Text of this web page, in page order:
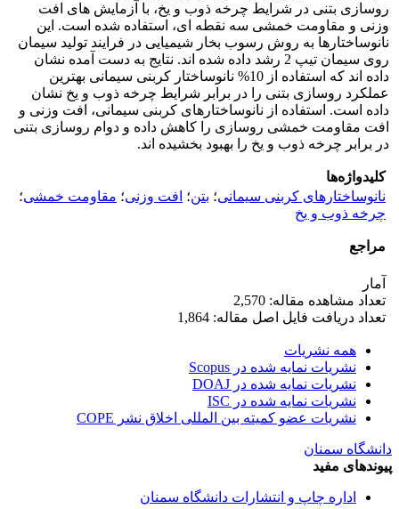
روسازی بتنی در شرایط چرخه ذوب و یخ، با آزمایش­ های افت
وزنی و مقاومت خمشی سه نقطه ­ای، استفاده شده است. این
نانوساختارها به روش رسوب بخار شیمیایی در فرایند تولید سیمان
روی سیمان تیپ 2 رشد داده شده ­اند. نتایج به‏ دست آمده نشان
داده­ اند که استفاده از 10% نانوساختار کربنی سیمانی بهترین
عملکرد روسازی بتنی را در برابر شرایط چرخه ذوب و یخ نشان
داده است. استفاده از نانوساختارهای کربنی سیمانی، افت وزنی و
افت مقاومت خمشی روسازی را کاهش داده و دوام روسازی بتنی
در برابر چرخه ذوب و یخ را بهبود بخشیده­ اند.
کلیدواژه‌ها
نانوساختارهای کربنی سیمانی؛ بتن؛ افت وزنی؛ مقاومت خمشی؛
چرخه ذوب و یخ
مراجع
آمار
تعداد مشاهده مقاله: 2,570
تعداد دریافت فایل اصل مقاله: 1,864
همه نشریات
نشریات نمایه شده در Scopus
نشریات نمایه شده در DOAJ
نشریات نمایه شده در ISC
نشریات عضو کمیته بین المللی اخلاق نشر COPE
دانشگاه سمنان
پیوندهای مفید
اداره چاپ و انتشارات دانشگاه سمنان